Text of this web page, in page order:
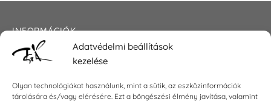
Adatvédelmi beállítások
kezelése
Olyan technológiákat használunk, mint a sütik, az eszközinformációk
tárolására és/vagy elérésére. Ezt a böngészési élmény javítása, valamint
INFORMÁCIÓK
Általános szerződési feltételek
Impresszum